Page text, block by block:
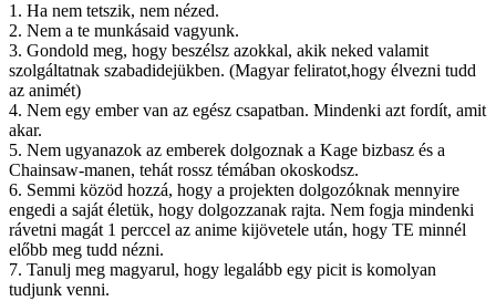
1. Ha nem tetszik, nem nézed.
2. Nem a te munkásaid vagyunk.
3. Gondold meg, hogy beszélsz azokkal, akik neked valamit
szolgáltatnak szabadidejükben. (Magyar feliratot,hogy élvezni tudd
az animét)
4. Nem egy ember van az egész csapatban. Mindenki azt fordít, amit
akar.
5. Nem ugyanazok az emberek dolgoznak a Kage bizbasz és a
Chainsaw-manen, tehát rossz témában okoskodsz.
6. Semmi közöd hozzá, hogy a projekten dolgozóknak mennyire
engedi a saját életük, hogy dolgozzanak rajta. Nem fogja mindenki
rávetni magát 1 perccel az anime kijövetele után, hogy TE minnél
előbb meg tudd nézni.
7. Tanulj meg magyarul, hogy legalább egy picit is komolyan
tudjunk venni.